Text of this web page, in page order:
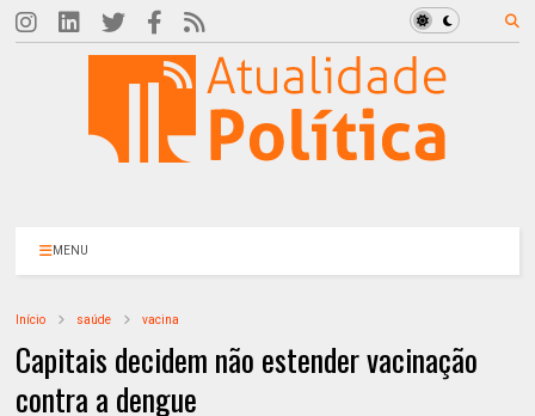
MENU
Início saúde vacina
Capitais decidem não estender vacinação
contra a dengue